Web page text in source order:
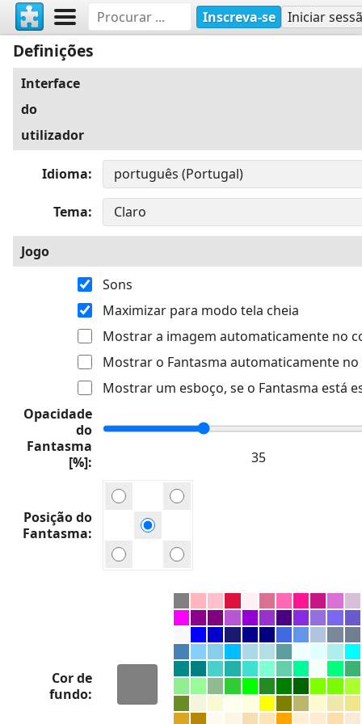
Inscreva-se Iniciar
Definições
Interface
do
utilizador
Idioma
Tema
Jogo
Sons
Maximizar para modo tela cheia
Mostrar a imagem automaticamente no
Mostrar o Fantasma automaticamente no
Mostrar um esboço, se o Fantasma está
Opacidade
do
Fantasma
[%]
Posição do
Fantasma
Cor de
fundo